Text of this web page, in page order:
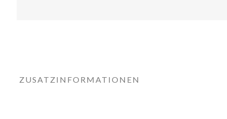
ZUSATZINFORMATIONEN